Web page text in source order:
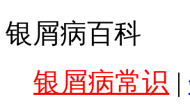
银屑病百科
银屑病常识 |